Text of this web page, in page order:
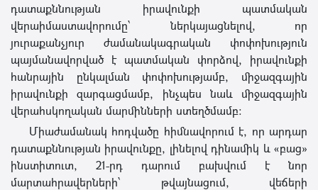
դատաքննության իրավունքի պատմական
վերաիմաստավորումը՝ ներկայացնելով, որ
յուրաքանչյուր ժամանակագրական փոփոխություն
պայմանավորված է պատմական փորձով, իրավունքի
հանրային ընկալման փոփոխությամբ, միջազգային
իրավունքի զարգացմամբ, ինչպես նաև միջազգային
վերահսկողական մարմինների ստեղծմամբ։
Միաժամանակ հոդվածը հիմնավորում է, որ արդար
դատաքննության իրավունքը, լինելով դինամիկ և «բաց»
ինստիտուտ, 21-րդ դարում բախվում է նոր
մարտահրավերների՝ թվայնացում, վեճերի